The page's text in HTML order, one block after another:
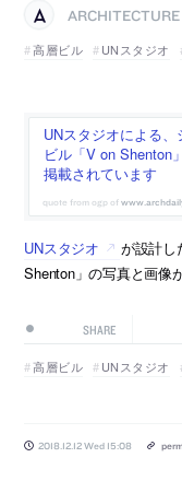
ARCHITECTURE
高層ビル
UNスタジオ
UNスタジオによる
ビル「V on Shenton
掲載されています
UNスタジオ
が設計し
Shenton」の写真と画像
SHARE
高層ビル UNスタジオ
2018.12.12 Wed 15:08